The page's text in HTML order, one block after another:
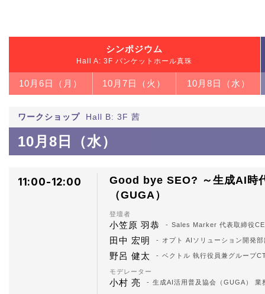
シンポジウム
Hall A: 3F バンケットホール真珠
10月6日（月） 10月7日（火） 10月8日（水）
ワークショップ Hall B: 3F 茜
10月8日（水）
11:00-12:00
Good bye SEO? ～生成AI時
（GUGA）
登壇者
小笠原 羽恭 Sales Marker 代表取締役
田中 宏明 オプト AIソリューション開発部
野呂 健太 ベクトル 執行役員兼グループ
モデレーター
小村 亮 生成AI活用普及協会（GUGA） 業